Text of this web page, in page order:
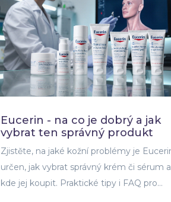
Eucerin - na co je dobrý a jak
vybrat ten správný produkt
Zjistěte, na jaké kožní problémy je
určen, jak vybrat správný krém či sérum a
kde jej koupit. Praktické tipy i FAQ pro